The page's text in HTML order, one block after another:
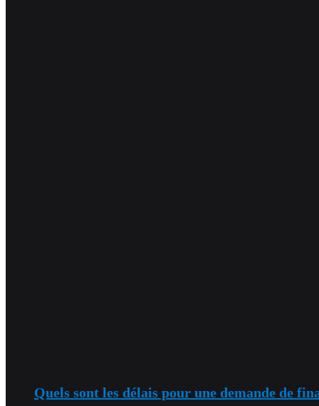
Quels sont les délais pour une demande de